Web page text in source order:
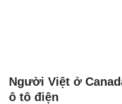
Người Việt ở
ô tô điện